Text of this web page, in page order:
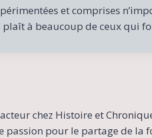
et comprises
à beaucoup de ceux qui
chez Histoire et
passion pour le partage de la